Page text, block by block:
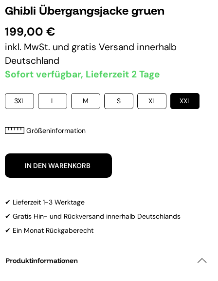
Ghibli Übergangsjacke gruen
199,00 €
inkl. MwSt. und gratis Versand innerhalb
Deutschland
Sofort verfügbar, Lieferzeit 2 Tage
3XL L M S XL XXL
Größeninformation
IN DEN WARENKORB
✔ Lieferzeit 1-3 Werktage
✔ Gratis Hin- und Rückversand innerhalb Deutschlands
✔ Ein Monat Rückgaberecht
Produktinformationen